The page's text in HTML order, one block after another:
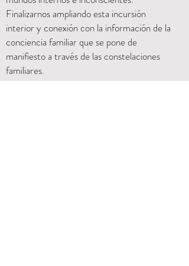
Finalizarnos ampliando esta incursión
interior y conexión con la información de la
conciencia familiar que se pone de
manifiesto a través de las constelaciones
familiares.